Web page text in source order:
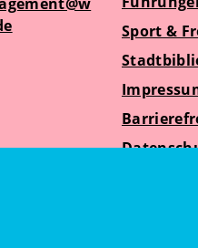
Sport &